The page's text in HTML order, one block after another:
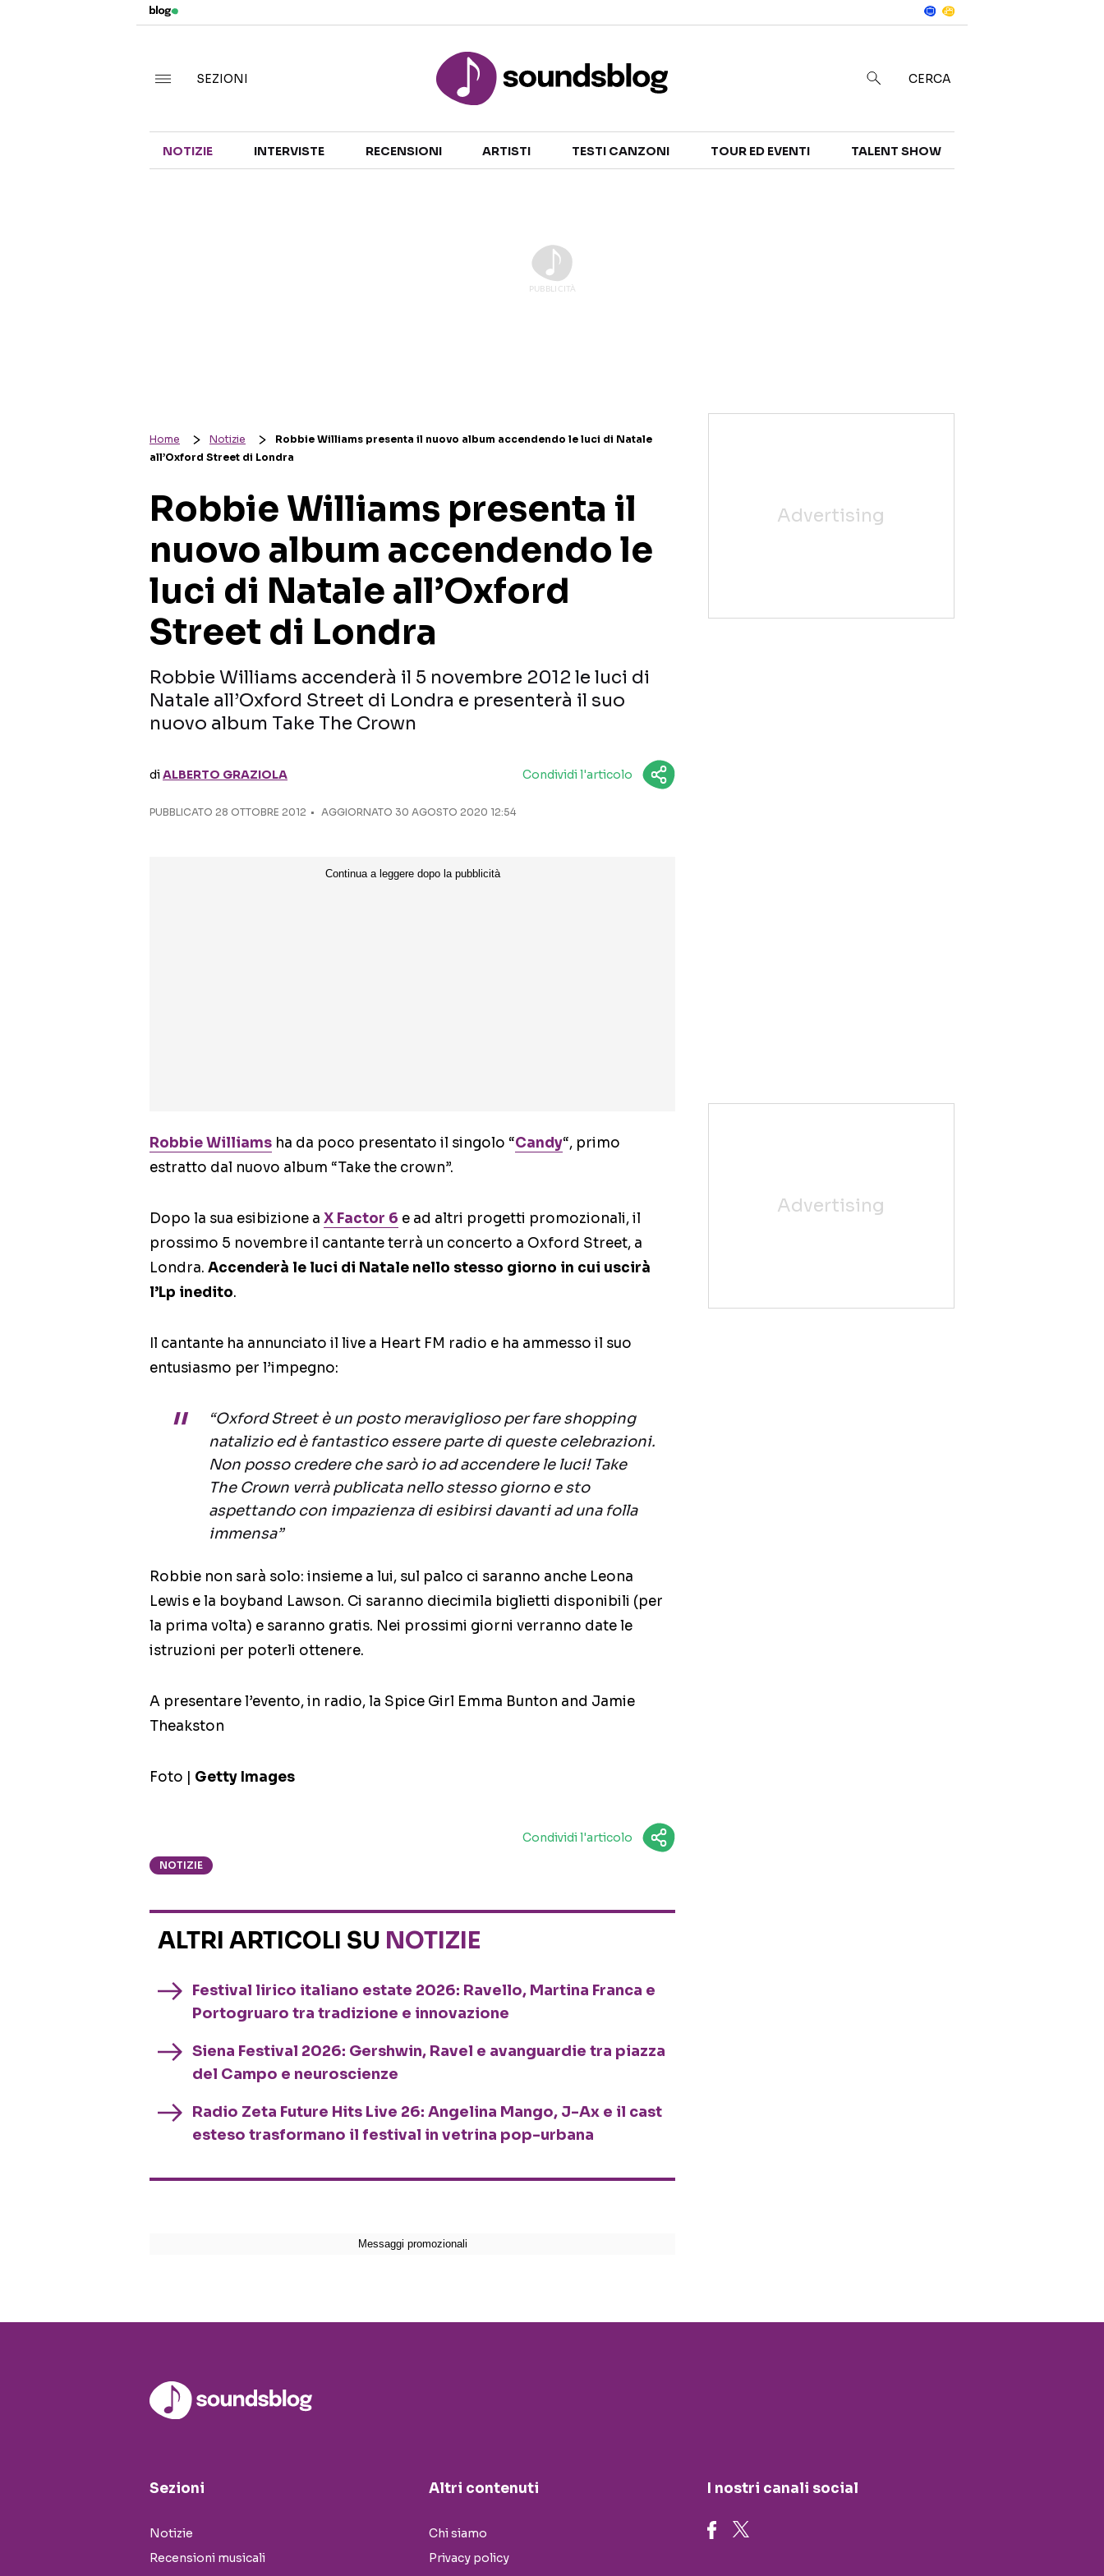
TALENT SHOW
SEZIONI CERCA
NOTIZIE INTERVISTE RECENSIONI ARTISTI TESTI CANZONI TOUR ED EVENTI TALENT SHOW
Home Notizie
Robbie Williams presenta il nuovo album accendendo le luci di Natale
all’Oxford Street di Londra
Robbie Williams presenta il
nuovo album accendendo le
luci di Natale all’Oxford
Street di Londra
Robbie Williams accenderà il 5 novembre 2012 le luci di
Natale all’Oxford Street di Londra e presenterà il suo
nuovo album Take The Crown
diALBERTO GRAZIOLA Condividi l'articolo
PUBBLICATO 28 OTTOBRE 2012 AGGIORNATO 30 AGOSTO 2020 12:54
Robbie Williams ha da poco presentato il singolo “Candy“, primo
estratto dal nuovo album “Take the crown”.
Dopo la sua esibizione a X Factor 6 e ad altri progetti promozionali, il
prossimo 5 novembre il cantante terrà un concerto a Oxford Street, a
Londra. Accenderà le luci di Natale nello stesso giorno in cui uscirà
l’Lp inedito.
Il cantante ha annunciato il live a Heart FM radio e ha ammesso il suo
entusiasmo per l’impegno:
“Oxford Street è un posto meraviglioso per fare shopping
natalizio ed è fantastico essere parte di queste celebrazioni.
Non posso credere che sarò io ad accendere le luci! Take
The Crown verrà publicata nello stesso giorno e sto
aspettando con impazienza di esibirsi davanti ad una folla
immensa”
Robbie non sarà solo: insieme a lui, sul palco ci saranno anche Leona
Lewis e la boyband Lawson. Ci saranno diecimila biglietti disponibili (per
la prima volta) e saranno gratis. Nei prossimi giorni verranno date le
istruzioni per poterli ottenere.
A presentare l’evento, in radio, la Spice Girl Emma Bunton and Jamie
Theakston
Foto | Getty Images
Condividi l'articolo
NOTIZIE
ALTRI ARTICOLI SU NOTIZIE
Festival lirico italiano estate 2026: Ravello, Martina Franca e
Portogruaro tra tradizione e innovazione
Siena Festival 2026: Gershwin, Ravel e avanguardie tra piazza
del Campo e neuroscienze
Radio Zeta Future Hits Live 26: Angelina Mango, J-Ax e il cast
esteso trasformano il festival in vetrina pop-urbana
Sezioni
Notizie
Recensioni musicali
Altri contenuti
Chi siamo
Privacy policy
I nostri canali social